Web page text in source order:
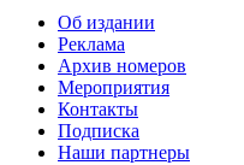
Об издании
Реклама
Архив номеров
Мероприятия
Контакты
Подписка
Наши партнеры